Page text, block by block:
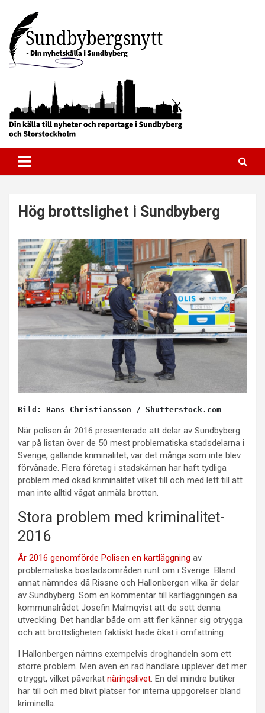
content
Sundbybergsnytt
Hög brottslighet i Sundbyberg
Bild: Hans Christiansson / Shutterstock.com
När polisen år 2016 presenterade att delar av Sundbyberg
var på listan över de 50 mest problematiska stadsdelarna i
Sverige, gällande kriminalitet, var det många som inte blev
förvånade. Flera företag i stadskärnan har haft tydliga
problem med ökad kriminalitet vilket till och med lett till att
man inte alltid vågat anmäla brotten.
Stora problem med kriminalitet-
2016
År 2016 genomförde Polisen en kartläggning av
problematiska bostadsområden runt om i Sverige. Bland
annat nämndes då Rissne och Hallonbergen vilka är delar
av Sundbyberg. Som en kommentar till kartläggningen sa
kommunalrådet Josefin Malmqvist att de sett denna
utveckling. Det handlar både om att fler känner sig otrygga
och att brottsligheten faktiskt hade ökat i omfattning.
I Hallonbergen nämns exempelvis droghandeln som ett
större problem. Men även en rad handlare upplever det mer
otryggt, vilket påverkat näringslivet. En del mindre butiker
har till och med blivit platser för interna uppgörelser bland
kriminella.